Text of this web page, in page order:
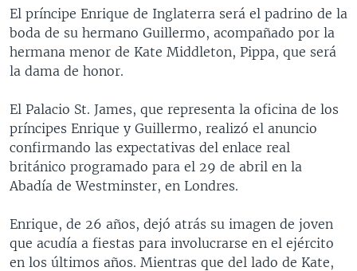
LAS CLAVES
PANORAMA
BUENOS DÍAS AMÉRICA
ESTADOS UNIDOS AL DÍA
EL MUNDO AL DÍA [RADIO]
DEPORTIVO INTERNACIONAL
NOTA ECONÓMICA
ENTRETENIMIENTO
Learning English
SÍGANOS
Idiomas
El príncipe Enrique de Inglaterra será el padrino de la
boda de su hermano Guillermo, acompañado por la
hermana menor de Kate Middleton, Pippa, que será
la dama de honor.
El Palacio St. James, que representa la oficina de los
príncipes Enrique y Guillermo, realizó el anuncio
confirmando las expectativas del enlace real
británico programado para el 29 de abril en la
Abadía de Westminster, en Londres.
Enrique, de 26 años, dejó atrás su imagen de joven
que acudía a fiestas para involucrarse en el ejército
en los últimos años. Mientras que del lado de Kate,